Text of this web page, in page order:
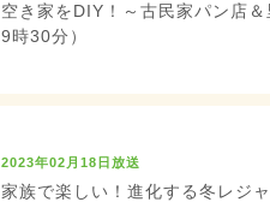
空き家をDIY！～古民家パン店
9時30分）
2023年02月18日放送
家族で楽しい！進化する冬レジ